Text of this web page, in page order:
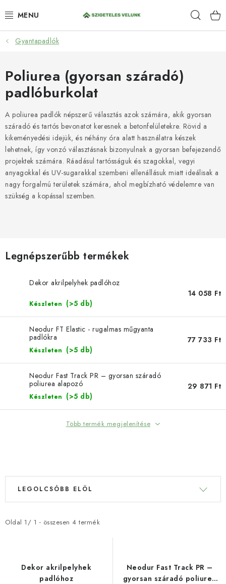
tartalomhoz
HIDROIZOLÁCIÓ
FESTÉKEK ÉS BEHATOLÁSOK
PADLÓK
ANTI-GRAFFITI
TÖMÍTŐANYAGOK
SPRAY
SZOLGÁLTATÁSOK
ÁLTALÁNOS SZERZŐDÉSI FELTÉTELEK
KONTAKTY
ÁLTALÁNOS SZERZŐDÉSI FELTÉTELEK
SZEMÉLYES ADATOK FELDOLGOZÁSA
Gyantapadlók
Poliurea (gyorsan száradó)
padlóburkolat
A poliurea padlók népszerű választás azok számára, akik gyorsan
száradó és tartós bevonatot keresnek a betonfelületekre. Rövid a
kikeményedési idejük, és néhány óra alatt használatra készek
lehetnek, így vonzó választásnak bizonyulnak a gyorsan befejezendő
projektek számára. Ráadásul tartósságuk és szagokkal, vegyi
anyagokkal és UV-sugarakkal szembeni ellenállásuk miatt ideálisak a
nagy forgalmú területek számára, ahol megbízható védelemre van
szükség a kopással szemben.
Legnépszerűbb termékek
Dekor akrilpelyhek padlóhoz
Készleten (>5 db)
14 058 Ft
Neodur FT Elastic - rugalmas műgyanta
padlókra
Készleten (>5 db)
77 733 Ft
Neodur Fast Track PR – gyorsan száradó
poliurea alapozó
Készleten (>5 db)
29 871 Ft
Több termék megjelenítése
T
m
Oldal 1 / 1 - összesen 4 termék
T
m
LEGOLCSÓBB ELÖL
Dekor akrilpelyhek
padlóhoz
Neodur Fast Track PR –
gyorsan száradó poliurea